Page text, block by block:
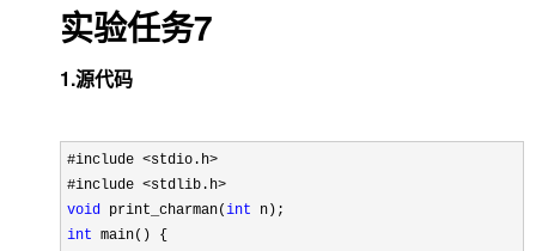
实验任务7
1.源代码
#include <stdio.h>
#include
void print_charman(int
int main() {